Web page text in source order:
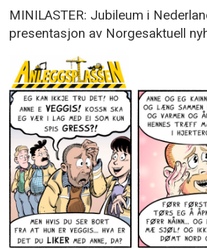
MINILASTER: Jubileum i
presentasjon av Norgesaktuell